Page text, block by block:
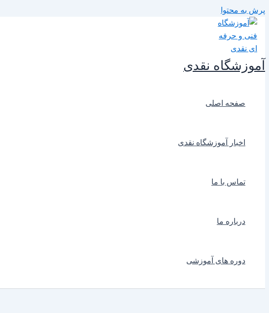
پرش به محتوا
آموزشگاه نقدی
صفحه اصلی
اخبار آموزشگاه نقدی
تماس با ما
درباره ما
دوره های آموزشی